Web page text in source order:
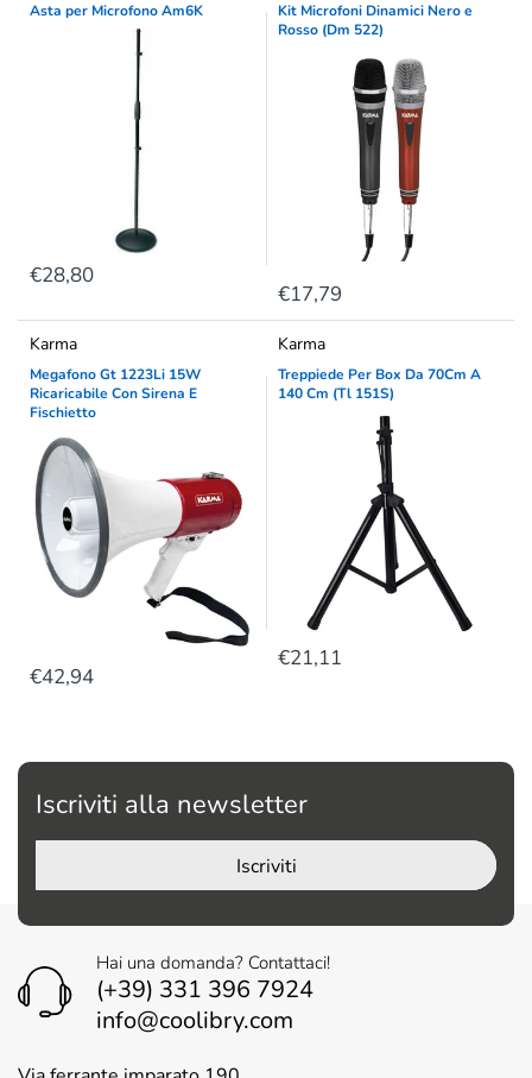
Asta per Microfono Am6K
€28,80
Kit Microfoni Dinamici Nero e
Rosso (Dm 522)
€17,79
Karma
Megafono Gt 1223Li 15W
Ricaricabile Con Sirena E
Fischietto
€42,94
Karma
Treppiede Per Box Da 70Cm A
140 Cm (Tl 151S)
€21,11
Iscriviti alla newsletter
Iscriviti
Hai una domanda? Contattaci!
(+39) 331 396 7924
info@coolibry.com